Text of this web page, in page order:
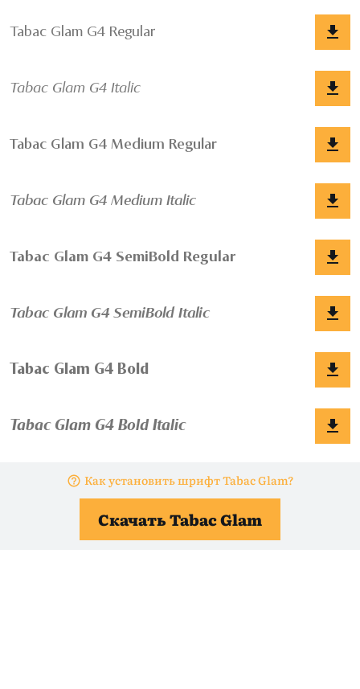
Как установить шрифт Tabac Glam?
Скачать Tabac Glam